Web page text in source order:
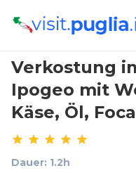
Verkostung
Ipogeo mit
Käse, Öl,
Dauer: 1.2h